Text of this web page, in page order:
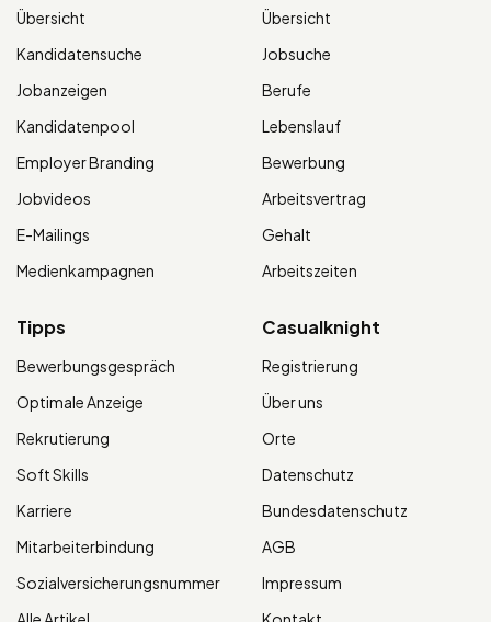
Übersicht
Kandidatensuche
Jobanzeigen
Kandidatenpool
Employer Branding
Jobvideos
E-Mailings
Medienkampagnen
Übersicht
Jobsuche
Berufe
Lebenslauf
Bewerbung
Arbeitsvertrag
Gehalt
Arbeitszeiten
Tipps
Bewerbungsgespräch
Optimale Anzeige
Rekrutierung
Soft Skills
Karriere
Mitarbeiterbindung
Sozialversicherungsnummer
Casualknight
Registrierung
Über uns
Orte
Datenschutz
Bundesdatenschutz
AGB
Impressum